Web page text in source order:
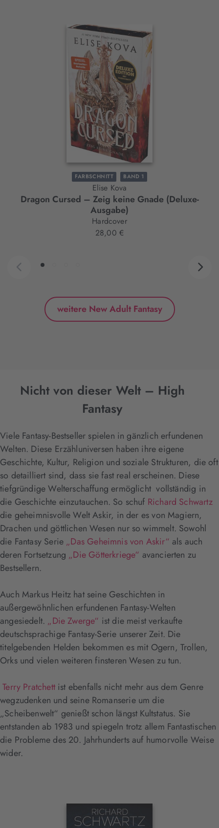
Interaktives
FARBSCHNITT BAND 1
Elise Kova
Dragon Cursed – Zeig keine Gnade (Deluxe-
Ausgabe)
Hardcover
28,00 €
weitere New Adult Fantasy
Nicht von dieser Welt – High
Fantasy
Viele Fantasy-Bestseller spielen in gänzlich erfundenen
Welten. Diese Erzähluniversen haben ihre eigene
Geschichte, Kultur, Religion und soziale Strukturen, die oft
so detailliert sind, dass sie fast real erscheinen. Diese
tiefgründige Welterschaffung ermöglicht vollständig in
die Geschichte einzutauchen. So schuf Richard Schwartz
die geheimnisvolle Welt Askir, in der es von Magiern,
Drachen und göttlichen Wesen nur so wimmelt. Sowohl
die Fantasy Serie „Das Geheimnis von Askir“ als auch
deren Fortsetzung „Die Götterkriege“ avancierten zu
Bestsellern.
Auch Markus Heitz hat seine Geschichten in
außergewöhnlichen erfundenen Fantasy-Welten
angesiedelt. „Die Zwerge“ ist die meist verkaufte
deutschsprachige Fantasy-Serie unserer Zeit. Die
titelgebenden Helden bekommen es mit Ogern, Trollen,
Orks und vielen weiteren finsteren Wesen zu tun.
Terry Pratchett ist ebenfalls nicht mehr aus dem Genre
wegzudenken und seine Romanserie um die
„Scheibenwelt“ genießt schon längst Kultstatus. Sie
entstanden ab 1983 und spiegeln trotz allem Fantastischen
die Probleme des 20. Jahrhunderts auf humorvolle Weise
wider.